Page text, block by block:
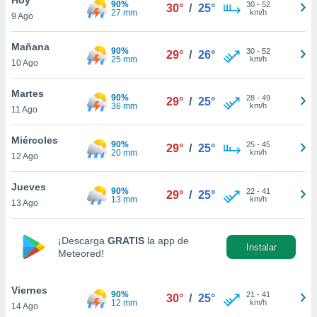
en
más
nuestra
de
aceptar
de
9 Ago
90%
27 mm
30° / 25° 30- 52
km/h
Mañana
10 Ago
90%
25 mm
29° / 26° 30- 52
km/h
Martes
11 Ago
90%
36 mm
29° / 25° 28- 49
km/h
Miércoles
12 Ago
90%
20 mm
29° / 25° 25- 45
km/h
Jueves
13 Ago
90%
13 mm
29° / 25° 22- 41
km/h
¡Descarga GRATIS la app de
Meteored!
Instalar
Viernes
14 Ago
90%
12 mm
30° / 25° 21 - 41
km/h